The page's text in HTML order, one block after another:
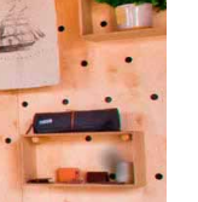
Románticos
Relojes de vinilo
Talla S (pequeño)
Talla M